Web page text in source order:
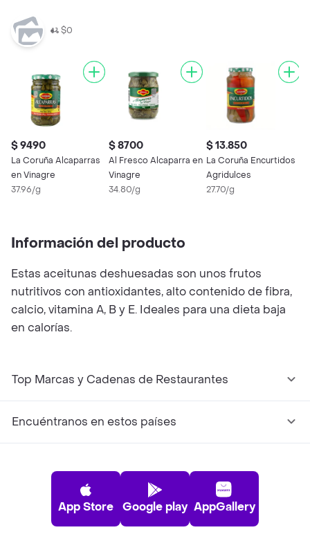
$0
$ 9490
La Coruña Alcaparras
en Vinagre
37.96/g
$ 8700
Al Fresco Alcaparra en
Vinagre
34.80/g
$ 13.850
La Coruña Encurtidos
Agridulces
27.70/g
Información del producto
Estas aceitunas deshuesadas son unos frutos
nutritivos con antioxidantes, alto contenido de fibra,
calcio, vitamina A, B y E. Ideales para una dieta baja
en calorías.
Top Marcas y Cadenas de Restaurantes
Encuéntranos en estos países
App Store Google play AppGallery